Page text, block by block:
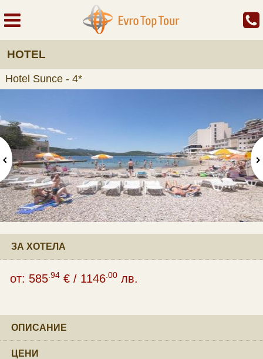
HOTEL
Hotel Sunce - 4*
ЗА ХОТЕЛА
от: 585 .94 € / 1146 .00 лв.
ОПИСАНИЕ
ЦЕНИ